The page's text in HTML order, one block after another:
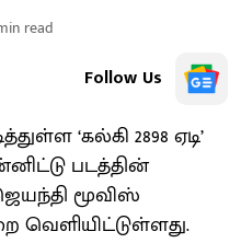
read
Follow Us
‘கல்கி 2898 ஏடி’
படத்தின்
மூவிஸ்